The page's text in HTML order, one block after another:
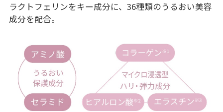
ラクトフェリンをキー成分に、36種類のうるおい美容
成分を配合。